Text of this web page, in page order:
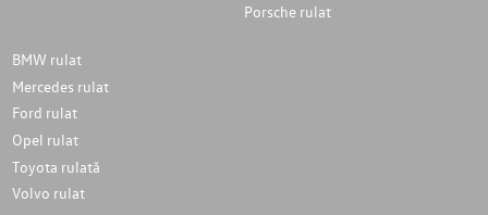
Porsche rulat
BMW rulat
Mercedes rulat
Ford rulat
Opel rulat
Toyota rulată
Volvo rulat